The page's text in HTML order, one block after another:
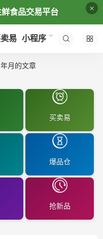
食品交易平台 ×
易 小程序
月的文章
买卖易
爆品仓
抢新品